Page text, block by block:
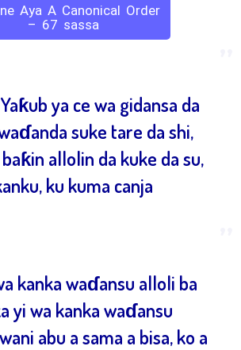
Aya A Canonical Order
– 67 sassa
ya ce wa gidansa da
suke tare da shi,
allolin da kuke da su,
ku kuma canja
kanka waɗansu alloli ba
yi wa kanka waɗansu
abu a sama a bisa, ko a